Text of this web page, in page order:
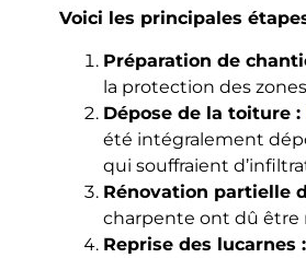
Voici les principales
Préparation de
la protection des
Dépose de la toiture :
été intégralement
qui souffraient
Rénovation partielle
charpente ont dû être
Reprise des lucarnes :